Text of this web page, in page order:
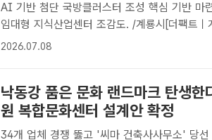
AI 기반 첨단 국방클러스터 조성 핵심 기반 마련
임대형 지식산업센터 조감도. /계룡시[더팩트
룡시는 공공임대형 지식산업센터 건립 사업 설
2026.07.08
낙동강 품은 문화 랜드마크 탄생
원 복합문화센터 설계안 확정
34개 업체 경쟁 뚫고 '씨마 건축사사무소' 당선